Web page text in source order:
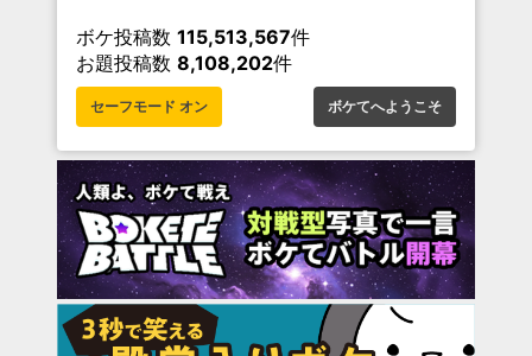
ボケ投稿数 115,513,567件
お題投稿数 8,108,202件
セーフモード オン ボケてへようこそ